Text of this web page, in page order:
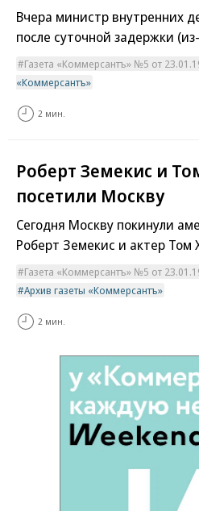
Вчера министр внутренних
после суточной задержки
Газета «Коммерсантъ» №5 от
«Коммерсантъ»
2 мин.
Роберт Земекис и
посетили Москву
Сегодня Москву покинули
Роберт Земекис и актер Том
Газета «Коммерсантъ» №5 от
Архив газеты «Коммерсантъ»
2 мин.